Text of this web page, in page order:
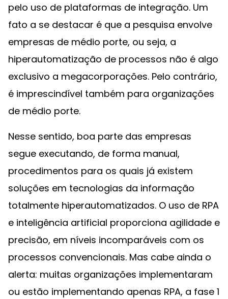
pelo uso de plataformas de integração. Um
fato a se destacar é que a pesquisa envolve
empresas de médio porte, ou seja, a
hiperautomatização de processos não é algo
exclusivo a megacorporações. Pelo contrário,
é imprescindível também para organizações
de médio porte.
Nesse sentido, boa parte das empresas
segue executando, de forma manual,
procedimentos para os quais já existem
soluções em tecnologias da informação
totalmente hiperautomatizados. O uso de RPA
e inteligência artificial proporciona agilidade e
precisão, em níveis incomparáveis com os
processos convencionais. Mas cabe ainda o
alerta: muitas organizações implementaram
ou estão implementando apenas RPA, a fase 1